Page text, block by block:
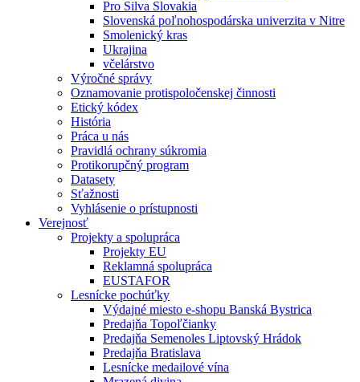
Pro Silva Slovakia
Slovenská poľnohospodárska univerzita v Nitre
Smolenický kras
Ukrajina
včelárstvo
Výročné správy
Oznamovanie protispoločenskej činnosti
Etický kódex
História
Práca u nás
Pravidlá ochrany súkromia
Protikorupčný program
Datasety
Sťažnosti
Vyhlásenie o prístupnosti
Verejnosť
Projekty a spolupráca
Projekty EU
Reklamná spolupráca
EUSTAFOR
Lesnícke pochúťky
Výdajné miesto e-shopu Banská Bystrica
Predajňa Topoľčianky
Predajňa Semenoles Liptovský Hrádok
Predajňa Bratislava
Lesnícke medailové vína